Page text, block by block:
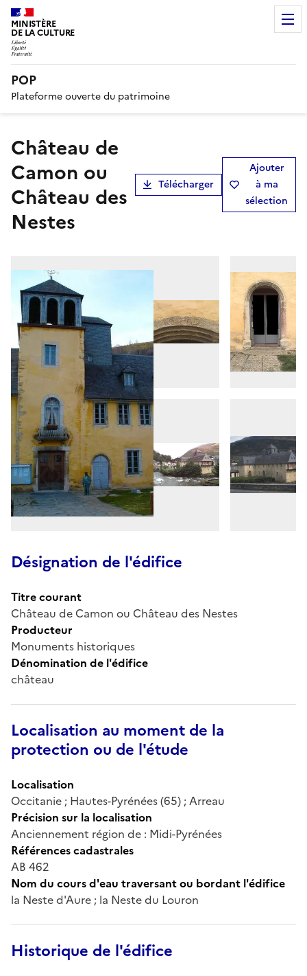
MINISTÈRE
DE LA CULTURE
POP
Plateforme ouverte du patrimoine
Château de
Camon ou
Château des
Nestes
Télécharger
Ajouter
à ma
sélection
Désignation de l'édifice
Titre courant
Château de Camon ou Château des Nestes
Producteur
Monuments historiques
Dénomination de l'édifice
château
Localisation au moment de la
protection ou de l'étude
Localisation
Occitanie ; Hautes-Pyrénées (65) ; Arreau
Précision sur la localisation
Anciennement région de : Midi-Pyrénées
Références cadastrales
AB 462
Nom du cours d'eau traversant ou bordant l'édifice
la Neste d'Aure ; la Neste du Louron
Historique de l'édifice